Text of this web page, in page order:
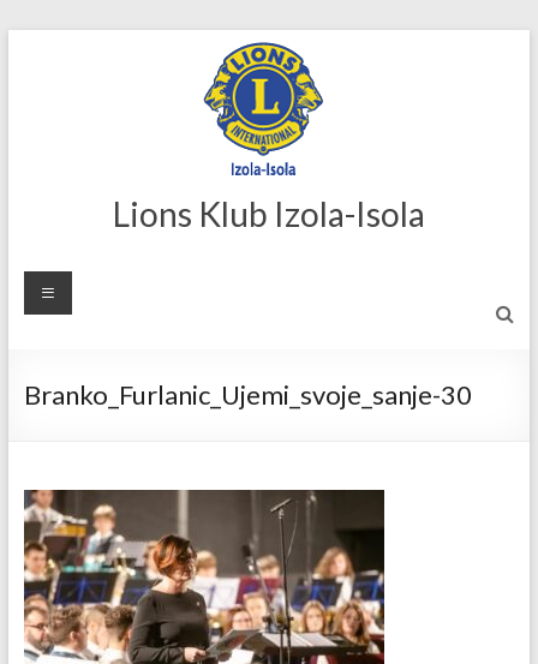
Lions Klub Izola-Isola
Branko_Furlanic_Ujemi_svoje_sanje-30